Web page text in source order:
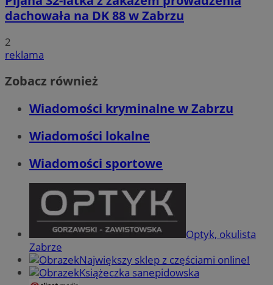
dachowała na DK 88 w Zabrzu
2
reklama
Zobacz również
Wiadomości kryminalne w Zabrzu
Wiadomości lokalne
Wiadomości sportowe
Optyk, okulista
Zabrze
Największy sklep z częściami online!
Książeczka sanepidowska